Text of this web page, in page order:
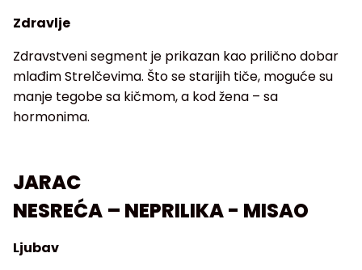
Zdravlje
Zdravstveni segment je prikazan kao prilično dobar
mlađim Strelčevima. Što se starijih tiče, moguće su
manje tegobe sa kičmom, a kod žena – sa
hormonima.
JARAC
NESREĆA – NEPRILIKA - MISAO
Ljubav